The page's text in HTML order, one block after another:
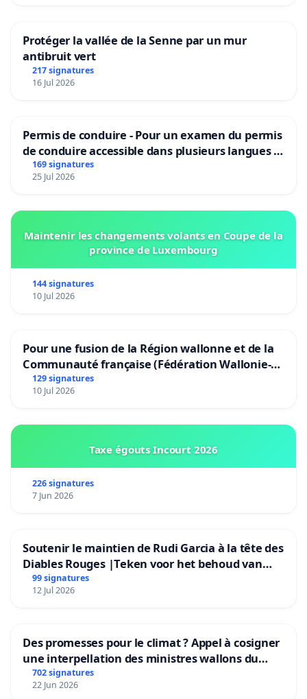
Protéger la vallée de la Senne par un mur
antibruit vert
217 signatures
16 Jul 2026
Permis de conduire - Pour un examen du permis
de conduire accessible dans plusieurs langues à
Bruxelles
169 signatures
25 Jul 2026
Maintenir les changements volants en Coupe de la
province de Luxembourg
144 signatures
10 Jul 2026
Pour une fusion de la Région wallonne et de la
Communauté française (Fédération Wallonie-
Bruxelles)
129 signatures
10 Jul 2026
Taxe égouts Incourt 2026
226 signatures
7 Jun 2026
Soutenir le maintien de Rudi Garcia à la tête des
Diables Rouges |Teken voor het behoud van
Rudi Garcia als bondscoach
99 signatures
12 Jul 2026
Des promesses pour le climat ? Appel à cosigner
une interpellation des ministres wallons du
climat et de l’environnement.
702 signatures
22 Jun 2026